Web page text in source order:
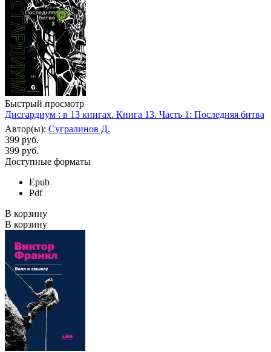
Быстрый просмотр
Дисгардиум : в 13 книгах. Книга 13. Часть 1: Последняя битва
Автор(ы): Сугралинов Д.
399 руб.
399 руб.
Доступные форматы
Epub
Pdf
В корзину
В корзину